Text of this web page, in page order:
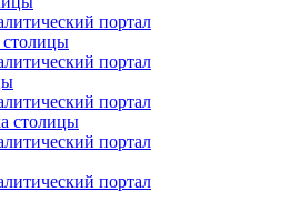
портал
столицы
портал
портал
столицы
портал
портал